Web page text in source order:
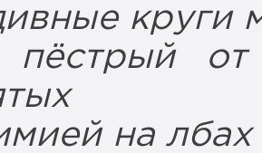
круги
пёстрый
на